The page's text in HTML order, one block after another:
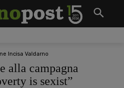
Incisa Valdarno
alla campagna
is sexist”